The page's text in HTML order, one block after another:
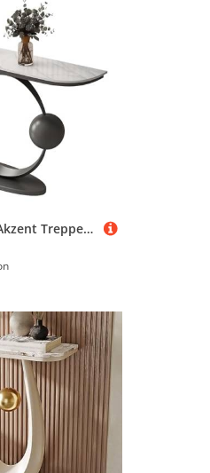
Schmale Kleine Akzent Treppenhaus Tabelle mit Geometrischem Metallrahmen Lange Eingangshalle Tabelle Lange Treppenhaus Vestibül Tabelle Eingang Vestibül Treppenhaus(D,130*30*80CM/51.2*11.8*31.5IN)